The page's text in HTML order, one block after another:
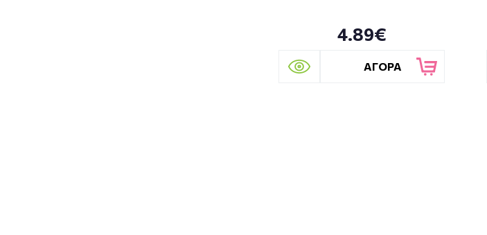
4.89€
ΑΓΟΡΑ